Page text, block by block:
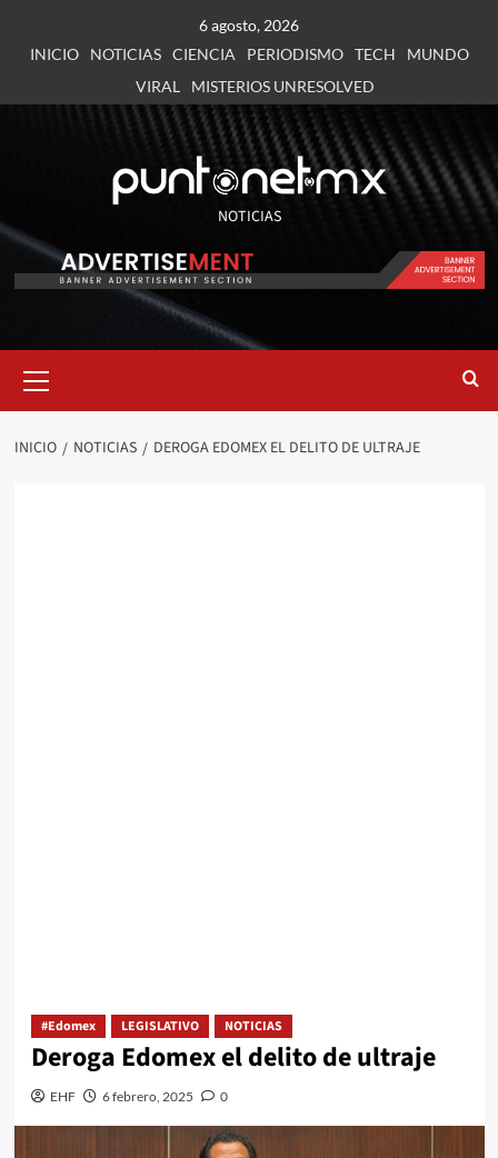
6 agosto, 2026
INICIO
NOTICIAS CIENCIA PERIODISMO TECH
MUNDO
VIRAL
MISTERIOS UNRESOLVED
NOTICIAS
INICIO NOTICIAS DEROGA EDOMEX EL DELITO DE ULTRAJE
#Edomex LEGISLATIVO NOTICIAS
Deroga Edomex el delito de ultraje
EHF 6 febrero, 2025 0